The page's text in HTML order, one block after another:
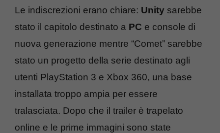
Le indiscrezioni erano chiare: Unity sarebbe
stato il capitolo destinato a PC e console di
nuova generazione mentre “Comet” sarebbe
stato un progetto della serie destinato agli
utenti PlayStation 3 e Xbox 360, una base
installata troppo ampia per essere
tralasciata. Dopo che il trailer è trapelato
online e le prime immagini sono state